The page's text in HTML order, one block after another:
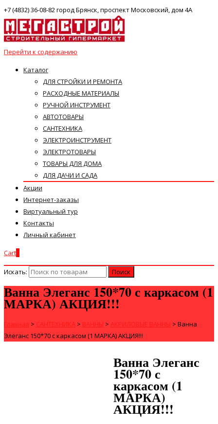
+7 (4832) 36-08-82 город Брянск, проспект Московский, дом 4А
Перейти к содержанию
Каталог
ДЛЯ СТРОЙКИ И РЕМОНТА
РАСХОДНЫЕ МАТЕРИАЛЫ
РУЧНОЙ ИНСТРУМЕНТ
АВТОТОВАРЫ
САНТЕХНИКА
ЭЛЕКТРОИНСТРУМЕНТ
ЭЛЕКТРОТОВАРЫ
ТОВАРЫ ДЛЯ ДОМА
ДЛЯ ДАЧИ И САДА
Акции
Интернет-заказы
Виртуальный тур
Контакты
Личный кабинет
Cart
Искать:
Ванна Элеганс 150*70 с каркасом (1
МАРКА) АКЦИЯ!!!
Главная > САНТЕХНИКА > ВАННЫ > АКРИЛОВЫЕ ВАННЫ > Ванна
Элеганс 150*70 с каркасом (1 МАРКА) АКЦИЯ!!!
Ванна Элеганс
150*70 с
каркасом (1
МАРКА)
АКЦИЯ!!!